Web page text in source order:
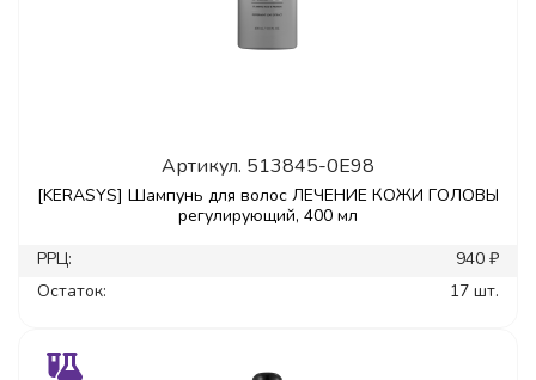
Артикул. 513845-0E98
[KERASYS] Шампунь для волос ЛЕЧЕНИЕ КОЖИ ГОЛОВЫ
регулирующий, 400 мл
РРЦ:
940 ₽
Остаток:
17 шт.